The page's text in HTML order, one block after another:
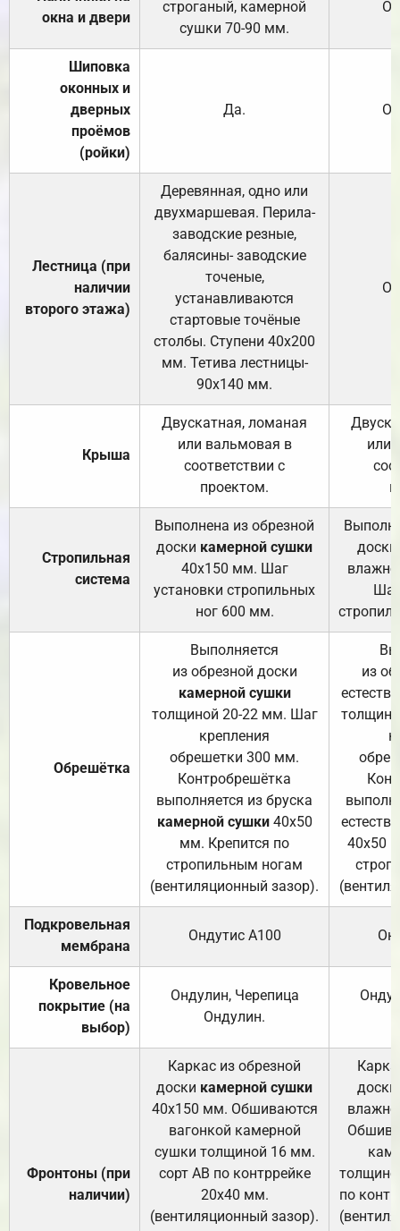
окна и двери
строганый, камерной
сушки 70-90 мм.
Шиповка
оконных и
дверных
проёмов
(ройки)
Да.
Лестница (при
наличии
второго этажа)
Деревянная, одно или
двухмаршевая. Перила-
заводские резные,
балясины- заводские
точеные,
устанавливаются
стартовые точёные
столбы. Ступени 40х200
мм. Тетива лестницы-
90х140 мм.
Крыша
Двускатная, ломаная
или вальмовая в
соответствии с
проектом.
или
Стропильная
система
Выполнена из обрезной
доски камерной сушки
40х150 мм. Шаг
установки стропильных
ног 600 мм.
доски
Обрешётка
Выполняется
из обрезной доски
камерной сушки
толщиной 20-22 мм. Шаг
крепления
обрешетки 300 мм.
Контробрешётка
выполняется из бруска
камерной сушки40х50
мм. Крепится по
стропильным ногам
(вентиляционный зазор).
из
40х50
Подкровельная
мембрана
Ондутис А100
Кровельное
покрытие (на
выбор)
Ондулин, Черепица
Ондулин.
Фронтоны (при
наличии)
Каркас из обрезной
доски камерной сушки
40х150 мм. Обшиваются
вагонкой камерной
сушки толщиной 16 мм.
сорт АВ по контррейке
20х40 мм.
(вентиляционный зазор).
доски
по